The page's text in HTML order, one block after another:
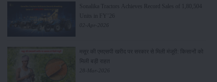
Sonalika Tractors Achieves Record Sales of 1,80,504
Units in FY’26
02-Apr-2026
मसूर की एमएसपी खरीद पर सरकार से मिली मंजूरी: किसानों को
मिली बड़ी राहत
28-Mar-2026